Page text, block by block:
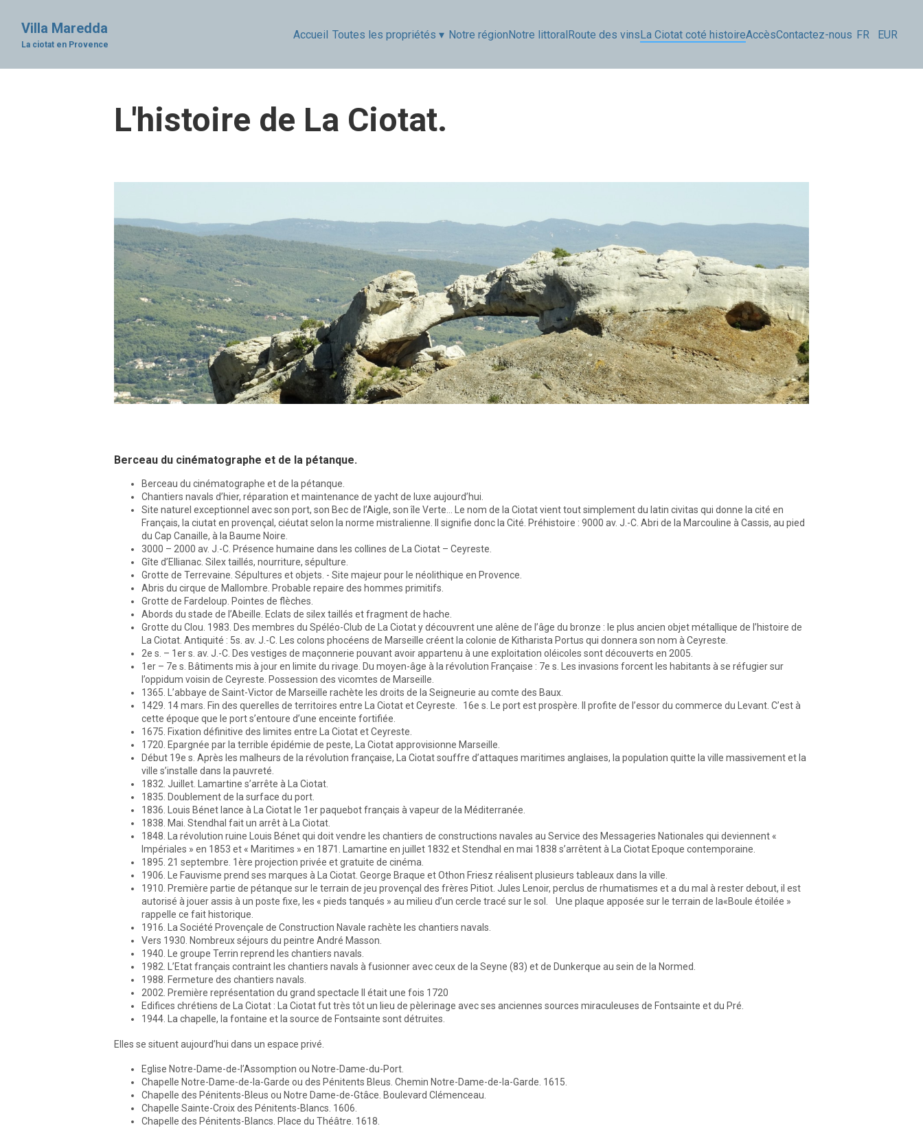
Villa Maredda
La ciotat en Provence
L'histoire de La Ciotat.
Berceau du cinématographe et de la pétanque.
Berceau du cinématographe et de la pétanque.
Chantiers navals d’hier, réparation et maintenance de yacht de luxe aujourd’hui.
Site naturel exceptionnel avec son port, son Bec de l’Aigle, son île Verte... Le nom de la Ciotat vient tout simplement du latin civitas qui donne la cité en
Français, la ciutat en provençal, ciéutat selon la norme mistralienne. Il signifie donc la Cité. Préhistoire : 9000 av. J.-C. Abri de la Marcouline à Cassis, au pied
du Cap Canaille, à la Baume Noire.
3000 – 2000 av. J.-C. Présence humaine dans les collines de La Ciotat – Ceyreste.
Gîte d’Ellianac. Silex taillés, nourriture, sépulture.
Grotte de Terrevaine. Sépultures et objets. - Site majeur pour le néolithique en Provence.
Abris du cirque de Mallombre. Probable repaire des hommes primitifs.
Grotte de Fardeloup. Pointes de flèches.
Abords du stade de l’Abeille. Eclats de silex taillés et fragment de hache.
Grotte du Clou. 1983. Des membres du Spéléo-Club de La Ciotat y découvrent une alêne de l’âge du bronze : le plus ancien objet métallique de l’histoire de
La Ciotat. Antiquité : 5s. av. J.-C. Les colons phocéens de Marseille créent la colonie de Kitharista Portus qui donnera son nom à Ceyreste.
2e s. – 1er s. av. J.-C. Des vestiges de maçonnerie pouvant avoir appartenu à une exploitation oléicoles sont découverts en 2005.
1er – 7e s. Bâtiments mis à jour en limite du rivage. Du moyen-âge à la révolution Française : 7e s. Les invasions forcent les habitants à se réfugier sur
l’oppidum voisin de Ceyreste. Possession des vicomtes de Marseille.
1365. L’abbaye de Saint-Victor de Marseille rachète les droits de la Seigneurie au comte des Baux.
1429. 14 mars. Fin des querelles de territoires entre La Ciotat et Ceyreste. 16e s. Le port est prospère. Il profite de l’essor du commerce du Levant. C’est à
cette époque que le port s’entoure d’une enceinte fortifiée.
1675. Fixation définitive des limites entre La Ciotat et Ceyreste.
1720. Epargnée par la terrible épidémie de peste, La Ciotat approvisionne Marseille.
Début 19e s. Après les malheurs de la révolution française, La Ciotat souffre d’attaques maritimes anglaises, la population quitte la ville massivement et la
ville s’installe dans la pauvreté.
1832. Juillet. Lamartine s’arrête à La Ciotat.
1835. Doublement de la surface du port.
1836. Louis Bénet lance à La Ciotat le 1er paquebot français à vapeur de la Méditerranée.
1838. Mai. Stendhal fait un arrêt à La Ciotat.
1848. La révolution ruine Louis Bénet qui doit vendre les chantiers de constructions navales au Service des Messageries Nationales qui deviennent «
Impériales » en 1853 et « Maritimes » en 1871. Lamartine en juillet 1832 et Stendhal en mai 1838 s’arrêtent à La Ciotat Epoque contemporaine.
1895. 21 septembre. 1ère projection privée et gratuite de cinéma.
1906. Le Fauvisme prend ses marques à La Ciotat. George Braque et Othon Friesz réalisent plusieurs tableaux dans la ville.
1910. Première partie de pétanque sur le terrain de jeu provençal des frères Pitiot. Jules Lenoir, perclus de rhumatismes et a du mal à rester debout, il est
autorisé à jouer assis à un poste fixe, les « pieds tanqués » au milieu d’un cercle tracé sur le sol. Une plaque apposée sur le terrain de la«Boule étoilée »
rappelle ce fait historique.
1916. La Société Provençale de Construction Navale rachète les chantiers navals.
Vers 1930. Nombreux séjours du peintre André Masson.
1940. Le groupe Terrin reprend les chantiers navals.
1982. L’Etat français contraint les chantiers navals à fusionner avec ceux de la Seyne (83) et de Dunkerque au sein de la Normed.
1988. Fermeture des chantiers navals.
2002. Première représentation du grand spectacle Il était une fois 1720
Edifices chrétiens de La Ciotat : La Ciotat fut très tôt un lieu de pèlerinage avec ses anciennes sources miraculeuses de Fontsainte et du Pré.
1944. La chapelle, la fontaine et la source de Fontsainte sont détruites.
Elles se situent aujourd’hui dans un espace privé.
Eglise Notre-Dame-de-l’Assomption ou Notre-Dame-du-Port.
Chapelle Notre-Dame-de-la-Garde ou des Pénitents Bleus. Chemin Notre-Dame-de-la-Garde. 1615.
Chapelle des Pénitents-Bleus ou Notre Dame-de-Gtâce. Boulevard Clémenceau.
Chapelle Sainte-Croix des Pénitents-Blancs. 1606.
Chapelle des Pénitents-Blancs. Place du Théâtre. 1618.